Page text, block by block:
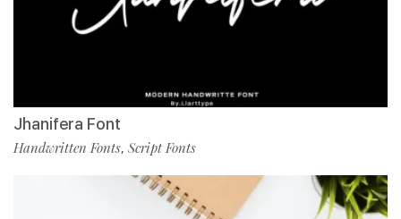
Jhanifera Font
Handwritten Fonts, Script Fonts